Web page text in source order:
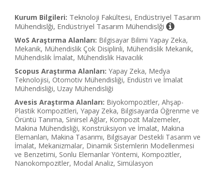
Kurum Bilgileri: Teknoloji Fakültesi, Endüstriyel Tasarım
Mühendislği, Endüstriyel Tasarım Mühendislği
WoS Araştırma Alanları: Bilgisayar Bilimi Yapay Zeka,
Mekanik, Mühendislik Çok Disiplinli, Mühendislik Mekanik,
Mühendislik İmalat, Mühendislik Havacılık
Scopus Araştırma Alanları: Yapay Zeka, Medya
Teknolojisi, Otomotiv Mühendisliği, Endüstri ve İmalat
Mühendisliği, Uzay Mühendisliği
Avesis Araştırma Alanları: Biyokompozitler, Ahşap-
Plastik Kompozitleri, Yapay Zeka, Bilgisayarda Öğrenme ve
Örüntü Tanıma, Sinirsel Ağlar, Kompozit Malzemeler,
Makina Mühendisliği, Konstrüksiyon ve İmalat, Makina
Elemanları, Makina Tasarımı, Bilgisayar Destekli Tasarım ve
İmalat, Mekanizmalar, Dinamik Sistemlerin Modellenmesi
ve Benzetimi, Sonlu Elemanlar Yöntemi, Kompozitler,
Nanokompozitler, Modal Analiz, Simülasyon